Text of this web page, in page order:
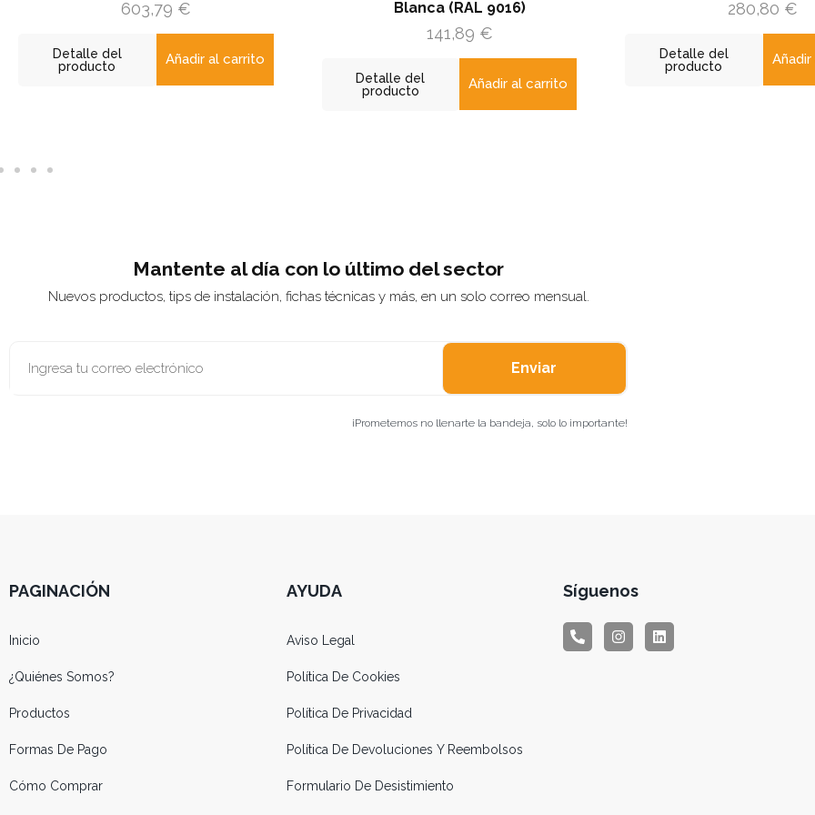
Añadir al carrito
Blanca (RAL 9016)
Añadir al carrito
Añadir al carrito
Mantente al día con lo último del sector
Nuevos productos, tips de instalación, fichas técnicas y más, en un solo correo mensual.
Enviar
¡Prometemos no llenarte la bandeja, solo lo importante!
PAGINACIÓN
Inicio
¿Quiénes Somos?
Productos
Formas De Pago
Cómo Comprar
AYUDA
Aviso Legal
Política De Cookies
Política De Privacidad
Política De Devoluciones Y Reembolsos
Formulario De Desistimiento
Síguenos